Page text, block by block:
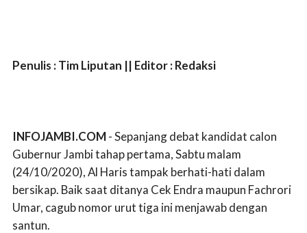
Penulis : Tim Liputan || Editor : Redaksi
INFOJAMBI.COM- Sepanjang debat kandidat calon
Gubernur Jambi tahap pertama, Sabtu malam
(24/10/2020), Al Haris tampak berhati-hati dalam
bersikap. Baik saat ditanya Cek Endra maupun Fachrori
Umar, cagub nomor urut tiga ini menjawab dengan
santun.